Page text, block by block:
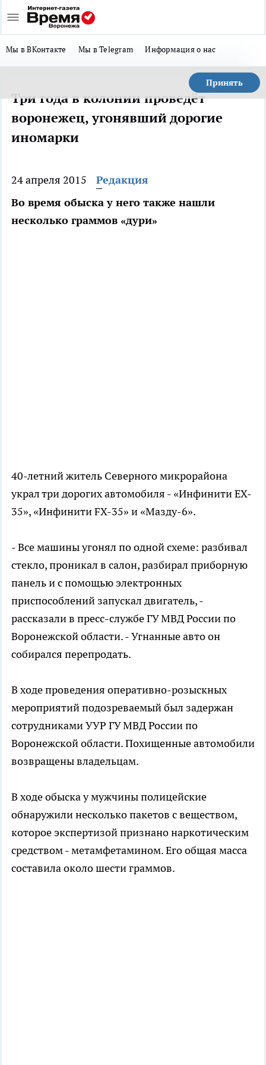
Мы в ВКонтакте Мы в Telegram Информация о нас
Принять
Три года в колонии проведёт
воронежец, угонявший дорогие
иномарки
24 апреля 2015
Редакция
Во время обыска у него также нашли
несколько граммов «дури»
40-летний житель Северного микрорайона
украл три дорогих автомобиля - «Инфинити EX-
35», «Инфинити FX-35» и «Мазду-6».
- Все машины угонял по одной схеме: разбивал
стекло, проникал в салон, разбирал приборную
панель и с помощью электронных
приспособлений запускал двигатель, -
рассказали в пресс-службе ГУ МВД России по
Воронежской области. - Угнанные авто он
собирался перепродать.
В ходе проведения оперативно-розыскных
мероприятий подозреваемый был задержан
сотрудниками УУР ГУ МВД России по
Воронежской области. Похищенные автомобили
возвращены владельцам.
В ходе обыска у мужчины полицейские
обнаружили несколько пакетов с веществом,
которое экспертизой признано наркотическим
средством - метамфетамином. Его общая масса
составила около шести граммов.